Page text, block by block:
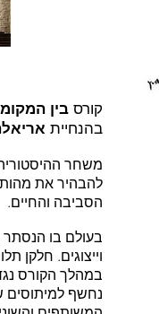
קורס בין
בהנחיית
משחר
להבהיר את
הסביבה והחיים.
בעולם בו הנסתר
וייצוגים. חלקן
במהלך הקורס
נחשף למיתוסים